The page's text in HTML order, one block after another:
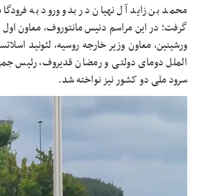
محمد بن زاید آل نهیان در بدو ورود به
گرفت؛ در این مراسم دنیس مانتوروف، معاون
ورشینین، معاون وزیر خارجه روسیه، لئونید
الملل دومای دولتی و رمضان قدیروف، رئیس
سرود ملی دو کشور نیز نواخته شد.